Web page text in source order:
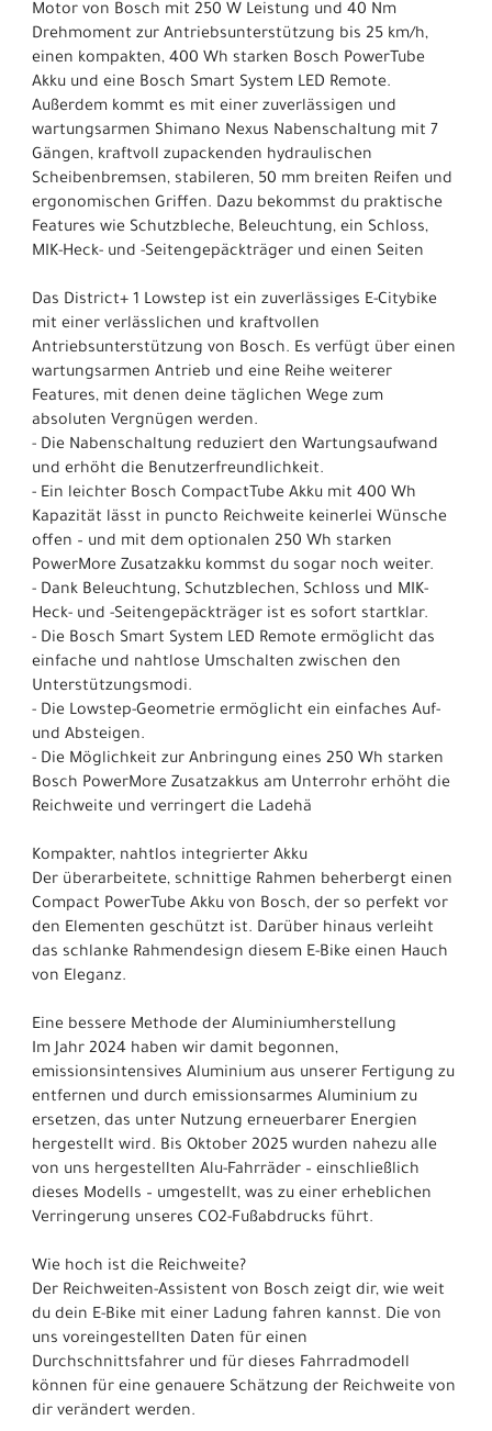
Motor von Bosch mit 250 W Leistung und 40 Nm
Drehmoment zur Antriebsunterstützung bis 25 km/h,
einen kompakten, 400 Wh starken Bosch PowerTube
Akku und eine Bosch Smart System LED Remote.
Außerdem kommt es mit einer zuverlässigen und
wartungsarmen Shimano Nexus Nabenschaltung mit 7
Gängen, kraftvoll zupackenden hydraulischen
Scheibenbremsen, stabileren, 50 mm breiten Reifen und
ergonomischen Griffen. Dazu bekommst du praktische
Features wie Schutzbleche, Beleuchtung, ein Schloss,
MIK-Heck- und -Seitengepäckträger und einen Seiten
Das District+ 1 Lowstep ist ein zuverlässiges E-Citybike
mit einer verlässlichen und kraftvollen
Antriebsunterstützung von Bosch. Es verfügt über einen
wartungsarmen Antrieb und eine Reihe weiterer
Features, mit denen deine täglichen Wege zum
absoluten Vergnügen werden.
- Die Nabenschaltung reduziert den Wartungsaufwand
und erhöht die Benutzerfreundlichkeit.
- Ein leichter Bosch CompactTube Akku mit 400 Wh
Kapazität lässt in puncto Reichweite keinerlei Wünsche
offen – und mit dem optionalen 250 Wh starken
PowerMore Zusatzakku kommst du sogar noch weiter.
- Dank Beleuchtung, Schutzblechen, Schloss und MIK-
Heck- und -Seitengepäckträger ist es sofort startklar.
- Die Bosch Smart System LED Remote ermöglicht das
einfache und nahtlose Umschalten zwischen den
Unterstützungsmodi.
- Die Lowstep-Geometrie ermöglicht ein einfaches Auf-
und Absteigen.
- Die Möglichkeit zur Anbringung eines 250 Wh starken
Bosch PowerMore Zusatzakkus am Unterrohr erhöht die
Reichweite und verringert die Ladehä
Kompakter, nahtlos integrierter Akku
Der überarbeitete, schnittige Rahmen beherbergt einen
Compact PowerTube Akku von Bosch, der so perfekt vor
den Elementen geschützt ist. Darüber hinaus verleiht
das schlanke Rahmendesign diesem E-Bike einen Hauch
von Eleganz.
Eine bessere Methode der Aluminiumherstellung
Im Jahr 2024 haben wir damit begonnen,
emissionsintensives Aluminium aus unserer Fertigung zu
entfernen und durch emissionsarmes Aluminium zu
ersetzen, das unter Nutzung erneuerbarer Energien
hergestellt wird. Bis Oktober 2025 wurden nahezu alle
von uns hergestellten Alu-Fahrräder – einschließlich
dieses Modells – umgestellt, was zu einer erheblichen
Verringerung unseres CO2-Fußabdrucks führt.
Wie hoch ist die Reichweite?
Der Reichweiten-Assistent von Bosch zeigt dir, wie weit
du dein E-Bike mit einer Ladung fahren kannst. Die von
uns voreingestellten Daten für einen
Durchschnittsfahrer und für dieses Fahrradmodell
können für eine genauere Schätzung der Reichweite von
dir verändert werden.